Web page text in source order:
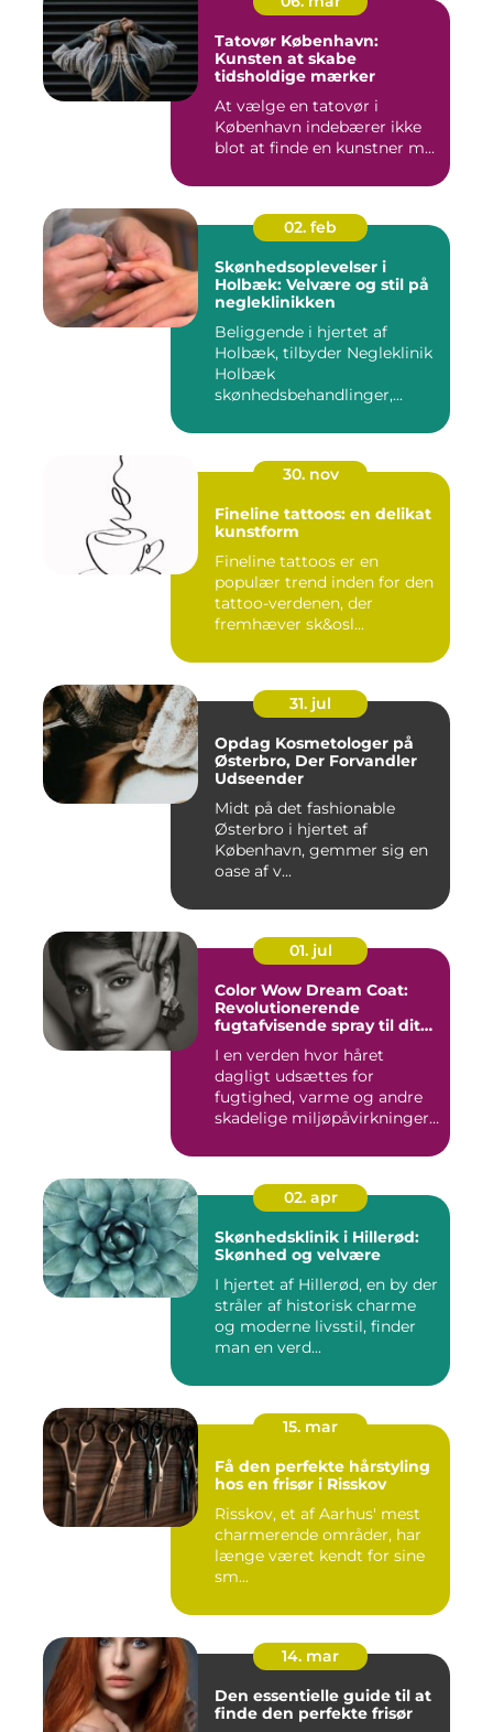
Tatovør København:
Kunsten at skabe
tidsholdige mærker
At vælge en tatovør i
København indebærer ikke
blot at finde en kunstner m...
02. feb
Skønhedsoplevelser i
Holbæk: Velvære og stil på
negleklinikken
Beliggende i hjertet af
Holbæk, tilbyder Negleklinik
Holbæk
skønhedsbehandlinger,...
30. nov
Fineline tattoos: en delikat
kunstform
Fineline tattoos er en
populær trend inden for den
tattoo-verdenen, der
fremhæver sk&osl...
31. jul
Opdag Kosmetologer på
Østerbro, Der Forvandler
Udseender
Midt på det fashionable
Østerbro i hjertet af
København, gemmer sig en
oase af v...
01. jul
Color Wow Dream Coat:
Revolutionerende
fugtafvisende spray til dit
I en verden hvor håret
dagligt udsættes for
fugtighed, varme og andre
skadelige miljøpåvirkninger,
02. apr
Skønhedsklinik i Hillerød:
Skønhed og velvære
I hjertet af Hillerød, en by der
stråler af historisk charme
og moderne livsstil, finder
man en verd...
15. mar
Få den perfekte hårstyling
hos en frisør i Risskov
Risskov, et af Aarhus' mest
charmerende områder, har
længe været kendt for sine
sm...
14. mar
Den essentielle guide til at
finde den perfekte frisør